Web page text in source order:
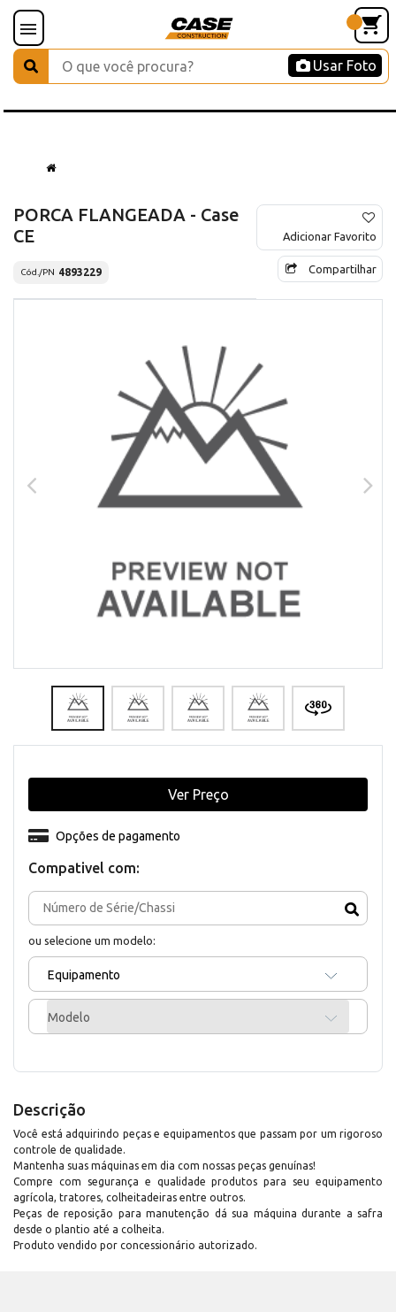
Usar Foto
PORCA FLANGEADA - Case
CE
Cód./PN 4893229
Adicionar Favorito
Compartilhar
Compativel com:
ou selecione um modelo:
Equipamento
Modelo
Opções de pagamento
Ver Preço
Descrição
Você está adquirindo peças e equipamentos que passam por um rigoroso
controle de qualidade.
Mantenha suas máquinas em dia com nossas peças genuínas!
Compre com segurança e qualidade produtos para seu equipamento
agrícola, tratores, colheitadeiras entre outros.
Peças de reposição para manutenção dá sua máquina durante a safra
desde o plantio até a colheita.
Produto vendido por concessionário autorizado.